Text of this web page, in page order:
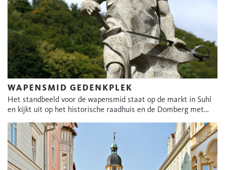
WAPENSMID GEDENKPLEK
Het standbeeld voor de wapensmid staat op de markt in Suhl
en kijkt uit op het historische raadhuis en de Domberg met…